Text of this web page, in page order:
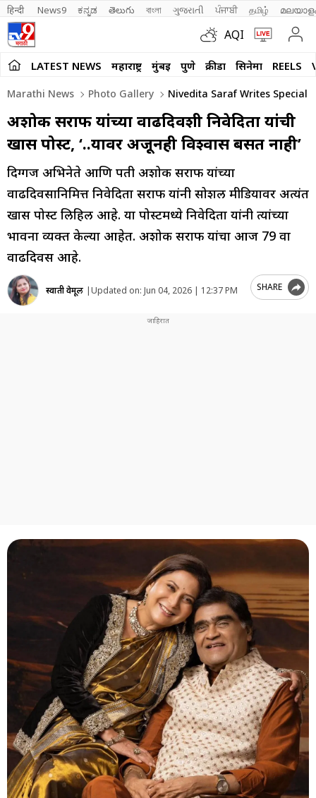
हिन्दी News9 ಕನ್ನಡ తెలుగు বাংলা ગુજરાતી ਪੰਜਾਬੀ தமிழ்
AQI
LATEST NEWS महाराष्ट्र मुंबई पुणे क्रीडा सिनेमा REELS
Marathi News Photo Gallery Nivedita Saraf Writes Special
अशोक सराफ यांच्या वाढदिवशी निवेदिता यांची
खास पोस्ट, ‘..यावर अजूनही विश्वास बसत नाही’
दिग्गज अभिनेते आणि पती अशोक सराफ यांच्या
वाढदिवसानिमित्त निवेदिता सराफ यांनी सोशल मीडियावर अत्यंत
खास पोस्ट लिहिली आहे. या पोस्टमध्ये निवेदिता यांनी त्यांच्या
भावना व्यक्त केल्या आहेत. अशोक सराफ यांचा आज 79 वा
वाढदिवस आहे.
स्वाती वेमूल |Updated on: Jun 04, 2026 | 12:37 PM SHARE